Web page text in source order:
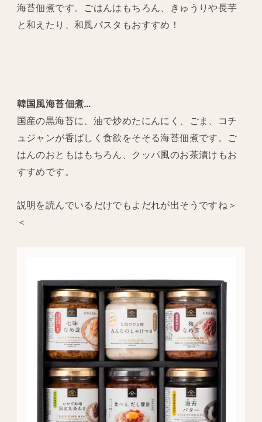
海苔佃煮です。ごはんはもちろん、きゅうりや長芋
と和えたり、和風パスタもおすすめ！
韓国風海苔佃煮…
国産の黒海苔に、油で炒めたにんにく、ごま、コチ
ュジャンが香ばしく食欲をそそる海苔佃煮です。ご
はんのおともはもちろん、クッパ風のお茶漬けもお
すすめです。
説明を読んでいるだけでもよだれが出そうですね＞
＜